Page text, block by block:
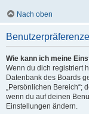
Nach oben
Wie kann ich meine
Wenn du dich registriert
Datenbank des Boards
„Persönlichen Bereich“;
wenn du auf deinen
Einstellungen ändern.